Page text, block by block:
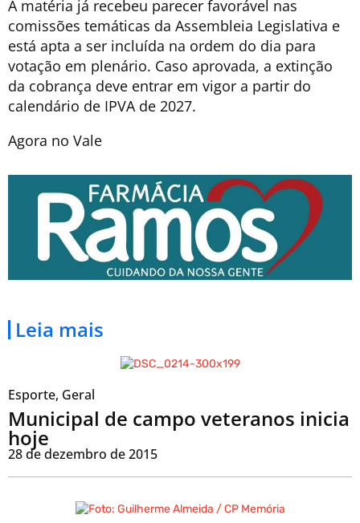
A matéria já recebeu parecer favorável nas
comissões temáticas da Assembleia Legislativa e
está apta a ser incluída na ordem do dia para
votação em plenário. Caso aprovada, a extinção
da cobrança deve entrar em vigor a partir do
calendário de IPVA de 2027.
Agora no Vale
Leia mais
Esporte, Geral
Municipal de campo veteranos inicia
hoje
28 de dezembro de 2015